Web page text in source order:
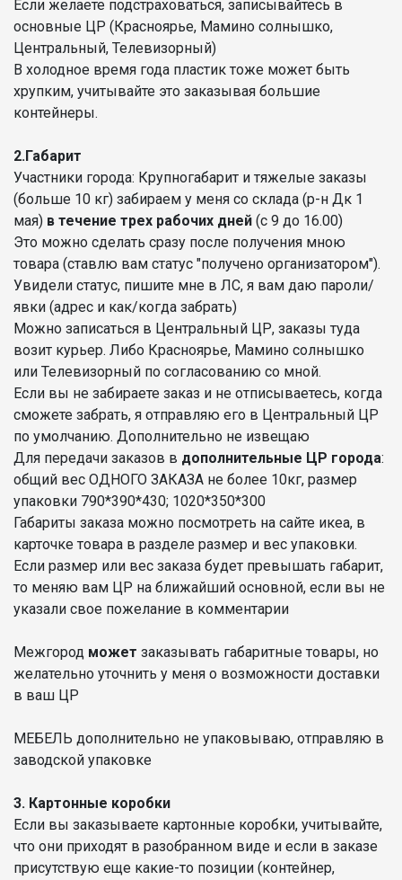
Если желаете подстраховаться, записывайтесь в
основные ЦР (Красноярье, Мамино солнышко,
Центральный, Телевизорный)
В холодное время года пластик тоже может быть
хрупким, учитывайте это заказывая большие
контейнеры.
2.Габарит
Участники города: Крупногабарит и тяжелые заказы
(больше 10 кг) забираем у меня со склада (р-н Дк 1
мая) в течение трех рабочих дней (с 9 до 16.00)
Это можно сделать сразу после получения мною
товара (ставлю вам статус "получено организатором").
Увидели статус, пишите мне в ЛС, я вам даю пароли/
явки (адрес и как/когда забрать)
Можно записаться в Центральный ЦР, заказы туда
возит курьер. Либо Красноярье, Мамино солнышко
или Телевизорный по согласованию со мной.
Если вы не забираете заказ и не отписываетесь, когда
сможете забрать, я отправляю его в Центральный ЦР
по умолчанию. Дополнительно не извещаю
Для передачи заказов в дополнительные ЦР города:
общий вес ОДНОГО ЗАКАЗА не более 10кг, размер
упаковки 790*390*430; 1020*350*300
Габариты заказа можно посмотреть на сайте икеа, в
карточке товара в разделе размер и вес упаковки.
Если размер или вес заказа будет превышать габарит,
то меняю вам ЦР на ближайший основной, если вы не
указали свое пожелание в комментарии
Межгород может заказывать габаритные товары, но
желательно уточнить у меня о возможности доставки
в ваш ЦР
МЕБЕЛЬ дополнительно не упаковываю, отправляю в
заводской упаковке
3. Картонные коробки
Если вы заказываете картонные коробки, учитывайте,
что они приходят в разобранном виде и если в заказе
присутствую еще какие-то позиции (контейнер,